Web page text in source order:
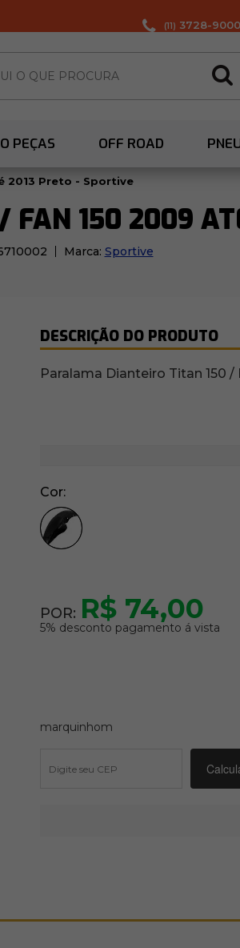
(11) 3728-9000
PEÇAS OFF ROAD
2013 Preto - Sportive
150 2009
Marca: Sportive
DESCRIÇÃO DO PRODUTO
Paralama Dianteiro Titan 150
Cor
POR: R$ 74,00
5% desconto pagamento á vista
marquinhom